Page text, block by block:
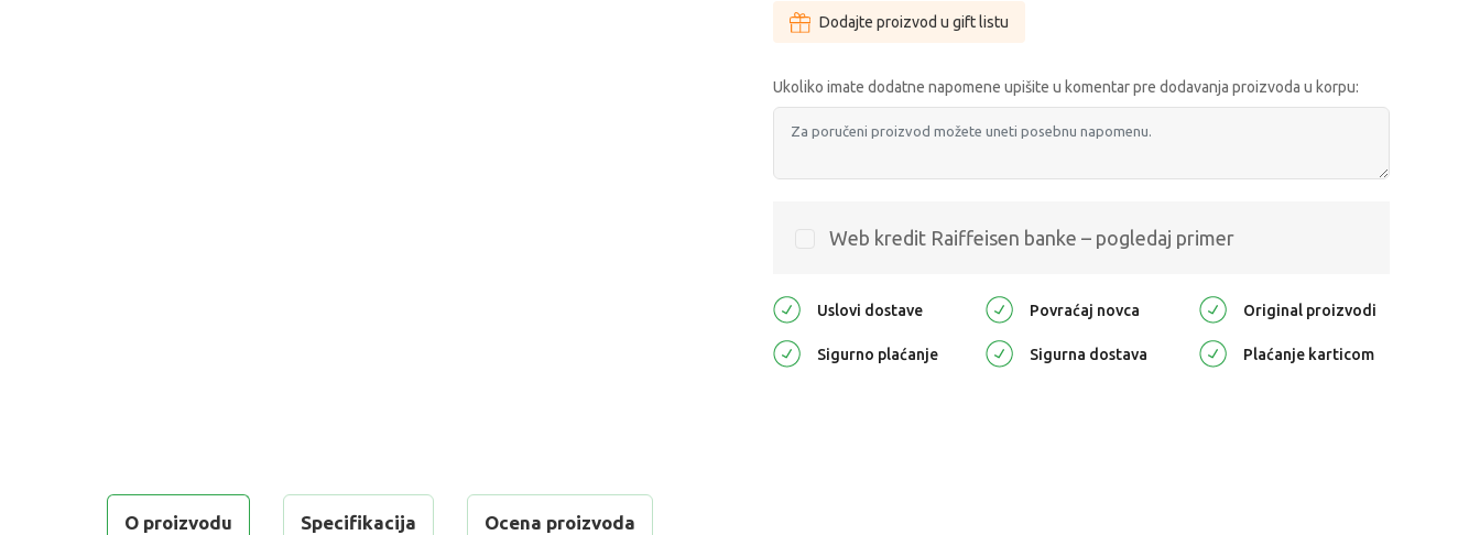
Dodajte proizvod u gift listu
Ukoliko imate dodatne napomene upišite u komentar pre dodavanja proizvoda u korpu:
Web kredit Raiffeisen banke – pogledaj primer
Uslovi dostave Povraćaj novca Original proizvodi
Sigurno plaćanje Sigurna dostava Plaćanje karticom
O proizvodu Specifikacija Ocena proizvoda